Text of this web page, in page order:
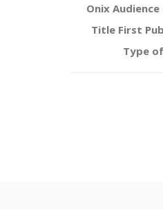
Onix Audience
Title First
Type